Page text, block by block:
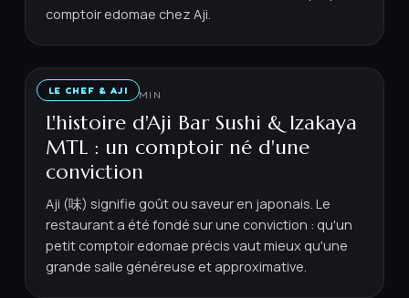
comptoir edomae chez Aji.
LE CHEF & AJI
22 MAI 2026 · MIN
L'histoire d'Aji Bar Sushi & Izakaya
MTL : un comptoir né d'une
conviction
Aji (味) signifie goût ou saveur en japonais. Le
restaurant a été fondé sur une conviction : qu'un
petit comptoir edomae précis vaut mieux qu'une
grande salle généreuse et approximative.